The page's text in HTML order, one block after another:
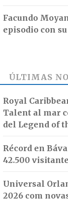
Facundo
episodio con
ÚLTIMAS
Royal
Talent al mar
del Legend of
Récord en
42.500
Universal
2026 com